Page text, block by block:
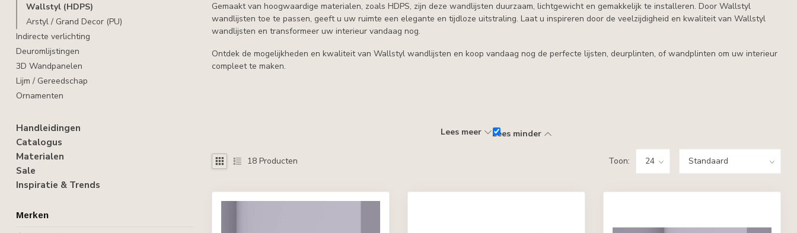
Wallstyl (HDPS)
Arstyl / Grand Decor (PU)
Indirecte verlichting
Deuromlijstingen
3D Wandpanelen
Lijm / Gereedschap
Ornamenten
Handleidingen
Catalogus
Materialen
Sale
Inspiratie & Trends
Merken
Gemaakt van hoogwaardige materialen, zoals HDPS, zijn deze wandlijsten duurzaam, lichtgewicht en gemakkelijk te installeren. Door Wallstyl
wandlijsten toe te passen, geeft u uw ruimte een elegante en tijdloze uitstraling. Laat u inspireren door de veelzijdigheid en kwaliteit van Wallstyl
wandlijsten en transformeer uw interieur vandaag nog.
Ontdek de mogelijkheden en kwaliteit van Wallstyl wandlijsten en koop vandaag nog de perfecte lijsten, deurplinten, of wandplinten om uw interieur
compleet te maken.
Lees meer Lees minder
18 Producten Toon: